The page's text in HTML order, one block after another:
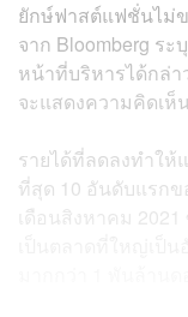
ยักษ์ฟาสต์แฟชั่นไม่ข
จาก Bloomberg ระ
หน้าที่บริหารได้กล่า
จะแสดงความคิดเห็
รายได้ที่ลดลงทำใ
ที่สุด 10 อันดับแรก
เดือนสิงหาคม